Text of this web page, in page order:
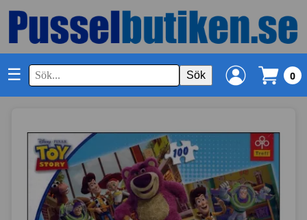
☰ Sök 0